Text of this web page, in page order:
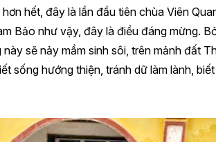
hết, đây là lần đầu tiên chùa Viên
Bảo như vậy, đây là điều đáng mừng.
sẽ nảy mầm sinh sôi, trên mảnh đất
sống hướng thiện, tránh dữ làm lành,